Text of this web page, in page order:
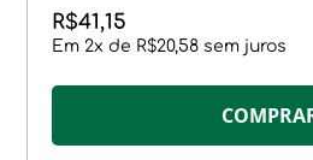
R$41,15
Em 2x de R$20,58 sem juros